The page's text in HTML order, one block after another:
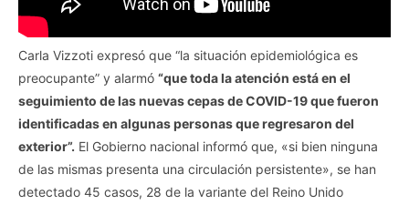
​​Carla Vizzoti expresó que “la situación epidemiológica es
preocupante” y alarmó “que toda la atención está en el
seguimiento de las nuevas cepas de COVID-19 que fueron
identificadas en algunas personas que regresaron del
exterior”. El Gobierno nacional informó que, «si bien ninguna
de las mismas presenta una circulación persistente», se han
detectado 45 casos, 28 de la variante del Reino Unido